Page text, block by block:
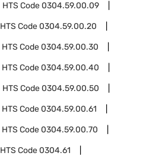
HTS Code0304.59.00.09
HTS Code0304.59.00.20
HTS Code0304.59.00.30
HTS Code0304.59.00.40
HTS Code0304.59.00.50
HTS Code0304.59.00.61
HTS Code0304.59.00.70
HTS Code0304.61